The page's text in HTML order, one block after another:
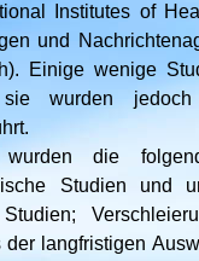
Institutes of
und
Einige wenige
sie wurden
die
Studien und
langfristigen